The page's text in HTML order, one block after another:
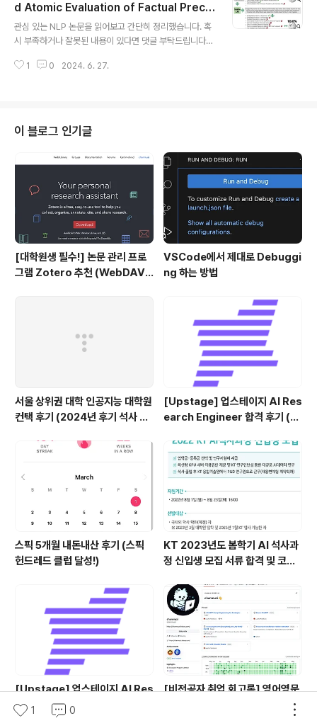
coding 하고 area-masking strategy를 적용- 현실
세계에서 다루기 어려운 두 가지의 문제(incorrect text
ordering, fewer downstream examples)에도 강건
d Atomic Evaluation of Factual Precis
ion in Long Form Text Generation (2
023.05)
관심 있는 NLP 논문을 읽어보고 간단히 정리했습니다. 혹
시 부족하거나 잘못된 내용이 있다면 댓글 부탁드립니다
NLP 2023. Code available at this URLusechatgp
ed) & huge cost of human evaluatoin 이슈가 존재-
생성 결과를 일련의 atomic facts로 쪼갠 뒤 각 fact를 평
가한 결과를 합쳐 score를 구하는 방식..
1 0 2024. 6. 27.
이 블로그 인기글
[대학원생 필수!] 논문 관리 프로
그램 Zotero 추천 (WebDAV
VSCode에서 제대로 Debuggi
ng 하는 방법
서울 상위권 대학 인공지능 대학원
컨택 후기 (2024년 후기 석사 지
[Upstage] 업스테이지 AI Res
earch Engineer 합격 후기 (정
스픽 5개월 내돈내산 후기 (스픽
헌드레드 클럽 달성!)
KT 2023년도 봄학기 AI 석사과
정 신입생 모집 서류 합격 및 코딩
자)
[Upstage] 업스테이지 AI Res
earch Engineer 정규직 전환
합격후기 (비전공자)
[비전공자 취업 회고록] 영어영문
학 전공자가 데이터 사이언티스트
1 0